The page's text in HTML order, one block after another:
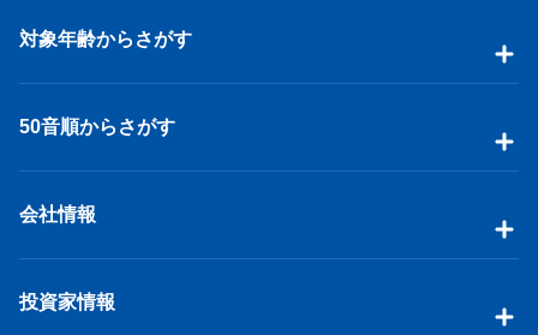
対象年齢からさがす
50音順からさがす
会社情報
投資家情報